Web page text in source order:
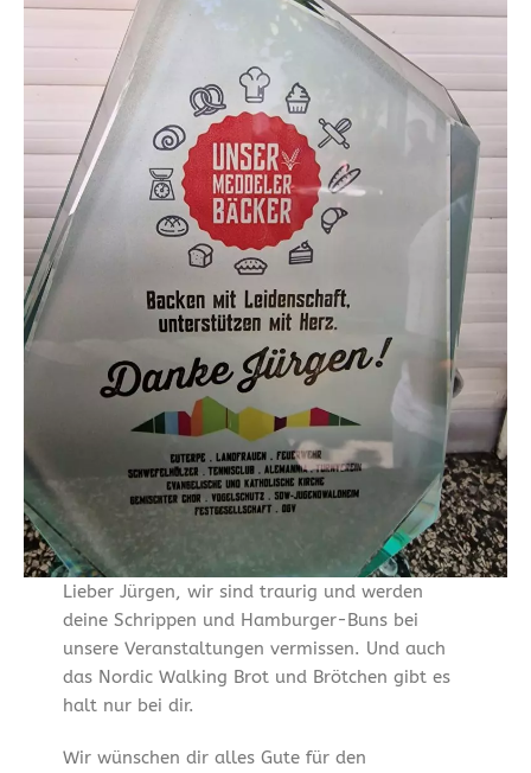
Lieber Jürgen, wir sind traurig und werden
deine Schrippen und Hamburger-Buns bei
unsere Veranstaltungen vermissen. Und auch
das Nordic Walking Brot und Brötchen gibt es
halt nur bei dir.
Wir wünschen dir alles Gute für den